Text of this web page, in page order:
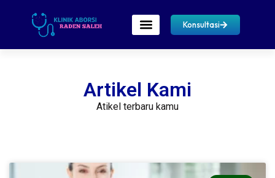
Konsultasi
Artikel Kami
Atikel terbaru kamu